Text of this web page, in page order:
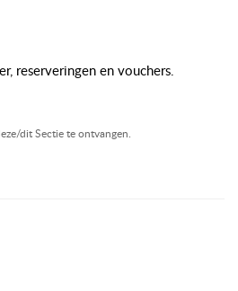
reserveringen en vouchers.
dit Sectie te ontvangen.